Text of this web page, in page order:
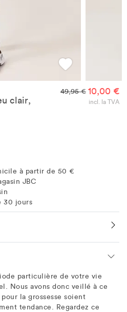
clair,
49,95 € 10,00 €
incl. la TVA
à partir de 50 €
JBC
30 jours
particulière de votre vie
Nous avons donc veillé à ce
la grossesse soient
tendance. Regardez ce